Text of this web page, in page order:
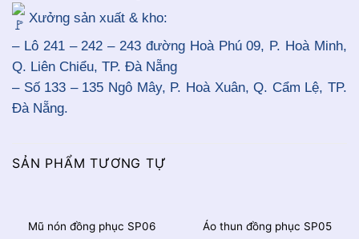
Xưởng sản xuất & kho:
– Lô 241 – 242 – 243 đường Hoà Phú 09, P. Hoà Minh,
Q. Liên Chiểu, TP. Đà Nẵng
– Số 133 – 135 Ngô Mây, P. Hoà Xuân, Q. Cẩm Lệ, TP.
Đà Nẵng.
SẢN PHẨM TƯƠNG TỰ
Mũ nón đồng phục SP06 Áo thun đồng phục SP05